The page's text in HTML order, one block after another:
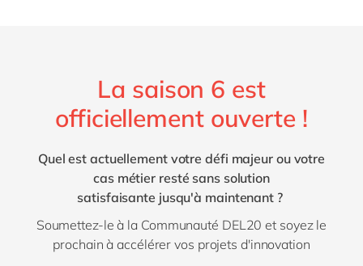
La saison 6 est
officiellement ouverte !
Quel est actuellement votre défi majeur ou votre
cas métier resté sans solution
satisfaisante jusqu'à maintenant ?
Soumettez-le à la Communauté DEL20 et soyez le
prochain à accélérer vos projets d'innovation